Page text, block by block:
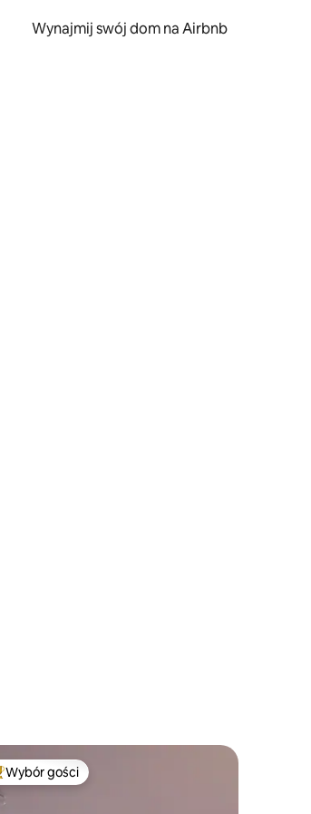
Wynajmij swój dom na Airbnb
dotykowych lub przesuwania.
z kategorii Wybór gości
Wybór gości